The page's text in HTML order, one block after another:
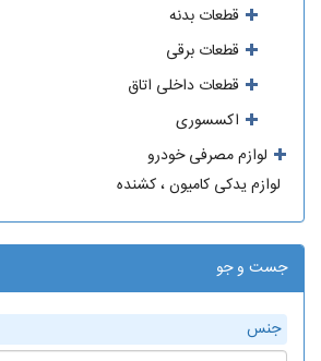
قطعات بدنه
قطعات برقی
قطعات داخلی اتاق
اکسسوری
لوازم مصرفی خودرو
لوازم یدکی کامیون ، کشنده
جست و جو
جنس